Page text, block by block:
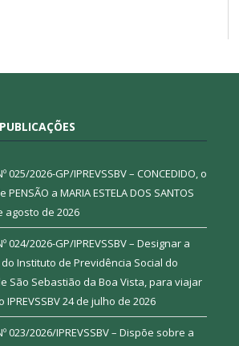
025/2026-GP/IPREVSSBV – CONCEDIDO, o
a MARIA ESTELA DOS SANTOS
agosto de 2026
024/2026-GP/IPREVSSBV – Designar a
Instituto de Previdência Social do
São Sebastião da Boa Vista, para viajar
24 de julho de 2026
023/2026/IPREVSSBV – Dispõe sobre a